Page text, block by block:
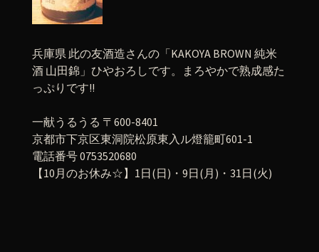
兵庫県 此の友酒造さんの「KAKOYA BROWN 純米
酒 山田錦」ひやおろしです。まろやかで熟成感た
っぷりです!!
一献うるうる 〒600-8401
京都市下京区東洞院松原東入ル燈籠町601-1
電話番号 0753520680
【10月のお休み☆】1日(日)・9日(月)・31日(火)